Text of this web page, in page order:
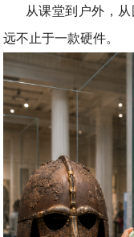
从课堂到户外，
远不止于一款硬件。